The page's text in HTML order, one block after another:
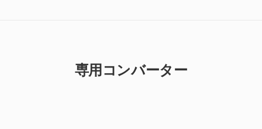
専用コンバーター